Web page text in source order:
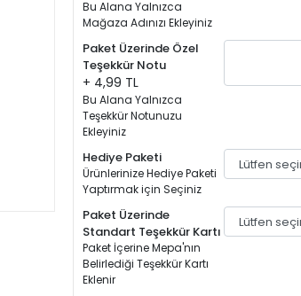
Bu Alana Yalnızca
Mağaza Adınızı Ekleyiniz
Paket Üzerinde Özel
Teşekkür Notu
+ 4,99 TL
Bu Alana Yalnızca
Teşekkür Notunuzu
Ekleyiniz
Hediye Paketi
Ürünlerinize Hediye Paketi
Yaptırmak için Seçiniz
Paket Üzerinde
Standart Teşekkür Kartı
Paket İçerine Mepa'nın
Belirlediği Teşekkür Kartı
Eklenir